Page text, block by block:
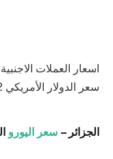
اسعار العملات
سعر الدولار الأمريكي 22 نوفمبر 2024
الجزائر – سعر اليورو